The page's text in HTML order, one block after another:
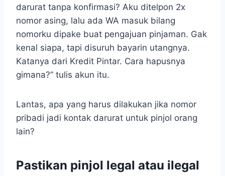
darurat tanpa konfirmasi? Aku ditelpon 2x
nomor asing, lalu ada WA masuk bilang
nomorku dipake buat pengajuan pinjaman. Gak
kenal siapa, tapi disuruh bayarin utangnya.
Katanya dari Kredit Pintar. Cara hapusnya
gimana?” tulis akun itu.
Lantas, apa yang harus dilakukan jika nomor
pribadi jadi kontak darurat untuk pinjol orang
lain?
Pastikan pinjol legal atau ilegal